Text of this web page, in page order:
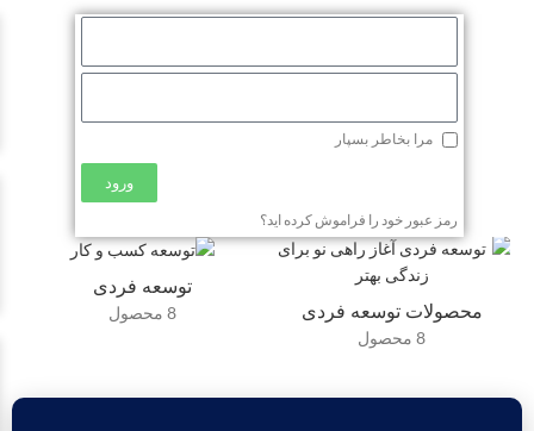
مرا بخاطر بسپار
ورود
رمز عبور خود را فراموش کرده اید؟
محصولات توسعه فردی
8 محصول
توسعه فردی
8 محصول